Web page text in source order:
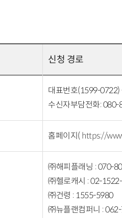
신청 경로
대표번호(1599-
수신자부담전화:
홈페이지( https://
㈜해피플래닝 : 070-
㈜헬로캐시 : 02-
㈜건령 : 1555-5980
㈜뉴플랜컴퍼니 :